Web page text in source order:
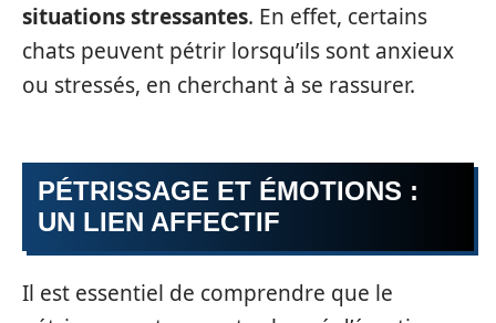
situations stressantes. En effet, certains
chats peuvent pétrir lorsqu’ils sont anxieux
ou stressés, en cherchant à se rassurer.
PÉTRISSAGE ET ÉMOTIONS :
UN LIEN AFFECTIF
Il est essentiel de comprendre que le